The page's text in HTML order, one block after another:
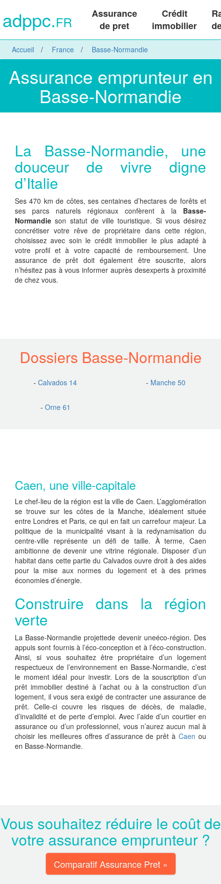
adppc.FR
Assurance
de pret
Crédit
immobilier
Accueil France Basse-Normandie
Assurance emprunteur en
Basse-Normandie
La Basse-Normandie, une
douceur de vivre digne
d’Italie
Ses 470 km de côtes, ses centaines d’hectares de forêts et
ses parcs naturels régionaux confèrent à la Basse-
Normandie son statut de ville touristique. Si vous désirez
concrétiser votre rêve de propriétaire dans cette région,
choisissez avec soin le crédit immobilier le plus adapté à
votre profil et à votre capacité de remboursement. Une
assurance de prêt doit également être souscrite, alors
n’hésitez pas à vous informer auprès desexperts à proximité
de chez vous.
Dossiers Basse-Normandie
- Calvados 14 - Manche 50
- Orne 61
Caen, une ville-capitale
Le chef-lieu de la région est la ville de Caen. L’agglomération
se trouve sur les côtes de la Manche, idéalement située
entre Londres et Paris, ce qui en fait un carrefour majeur. La
politique de la municipalité visant à la redynamisation du
centre-ville représente un défi de taille. À terme, Caen
ambitionne de devenir une vitrine régionale. Disposer d’un
habitat dans cette partie du Calvados ouvre droit à des aides
pour la mise aux normes du logement et à des primes
économies d’énergie.
Construire dans la région
verte
La Basse-Normandie projettede devenir uneéco-région. Des
appuis sont fournis à l’éco-conception et à l’éco-construction.
Ainsi, si vous souhaitez être propriétaire d’un logement
respectueux de l’environnement en Basse-Normandie, c’est
le moment idéal pour investir. Lors de la souscription d’un
prêt immobilier destiné à l’achat ou à la construction d’un
logement, il vous sera exigé de contracter une assurance de
prêt. Celle-ci couvre les risques de décès, de maladie,
d’invalidité et de perte d’emploi. Avec l’aide d’un courtier en
assurance ou d’un professionnel, vous n’aurez aucun mal à
choisir les meilleures offres d’assurance de prêt àCaenou
en Basse-Normandie.
Vous souhaitez réduire le coût de
votre assurance emprunteur ?
Comparatif Assurance Pret »